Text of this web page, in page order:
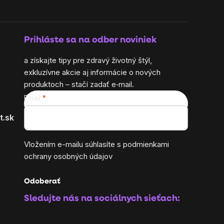
Prihláste sa na odber noviniek
a získajte tipy pre zdravý životný štýl,
exkluzívne akcie aj informácie o nových
produktoch – stačí zadať e‑mail.
Email
Vložením e-mailu súhlasíte s podmienkami
ochrany osobných údajov
Odoberať
Sledujte nás na sociálnych sieťach: